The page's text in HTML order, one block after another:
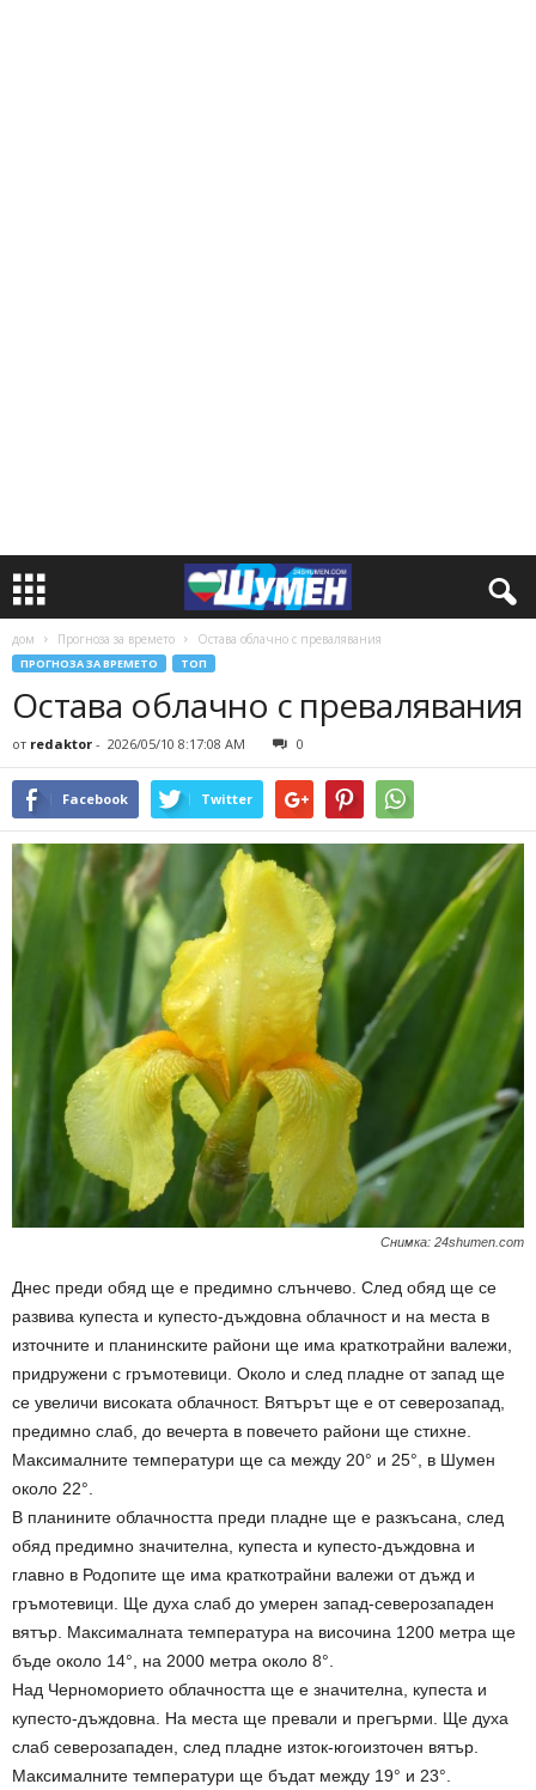
дом Прогноза за времето Остава облачно с превалявания
ПРОГНОЗА ЗА ВРЕМЕТО ТОП
Остава облачно с превалявания
от redaktor - 2026/05/10 8:17:08 AM 0
Facebook Twitter
Снимка: 24shumen.com
Днес преди обяд ще е предимно слънчево. След обяд ще се
развива купеста и купесто-дъждовна облачност и на места в
източните и планинските райони ще има краткотрайни валежи,
придружени с гръмотевици. Около и след пладне от запад ще
се увеличи високата облачност. Вятърът ще е от северозапад,
предимно слаб, до вечерта в повечето райони ще стихне.
Максималните температури ще са между 20° и 25°, в Шумен
около 22°.
В планините облачността преди пладне ще е разкъсана, след
обяд предимно значителна, купеста и купесто-дъждовна и
главно в Родопите ще има краткотрайни валежи от дъжд и
гръмотевици. Ще духа слаб до умерен запад-северозападен
вятър. Максималната температура на височина 1200 метра ще
бъде около 14°, на 2000 метра около 8°.
Над Черноморието облачността ще е значителна, купеста и
купесто-дъждовна. На места ще превали и прегърми. Ще духа
слаб северозападен, след пладне изток-югоизточен вятър.
Максималните температури ще бъдат между 19° и 23°.